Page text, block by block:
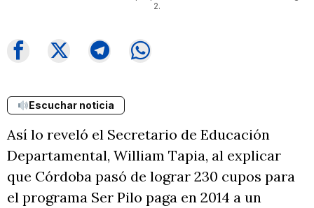
2.
Escuchar noticia
Así lo reveló el Secretario de Educación
Departamental, William Tapia, al explicar
que Córdoba pasó de lograr 230 cupos para
el programa Ser Pilo paga en 2014 a un